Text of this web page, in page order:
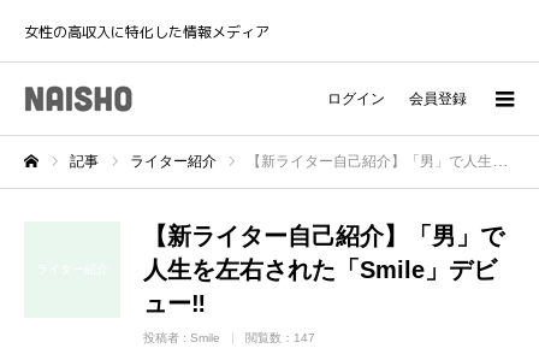
女性の高収入に特化した情報メディア
ログイン 会員登録
記事 ライター紹介 【新ライター自己紹介】「男」で人生を左右された「Smile」デビュー‼︎
【新ライター自己紹介】「男」で
人生を左右された「Smile」デビ
ュー‼︎
投稿者 : Smile 閲覧数：147